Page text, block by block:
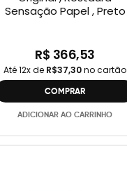
Sensação Papel , Preto
R$ 366,53
Até 12x de R$37,30no cartão
COMPRAR
ADICIONAR AO CARRINHO